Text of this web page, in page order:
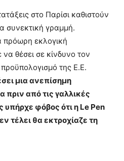
στο Παρίσι καθιστούν
συνεκτική γραμμή.
πρόωρη εκλογική
θέσει σε κίνδυνο τον
της Ε.Ε.
μια ανεπίσημη
από τις γαλλικές
φόβος ότι η Le Pen
τέλει θα εκτροχίαζε τη